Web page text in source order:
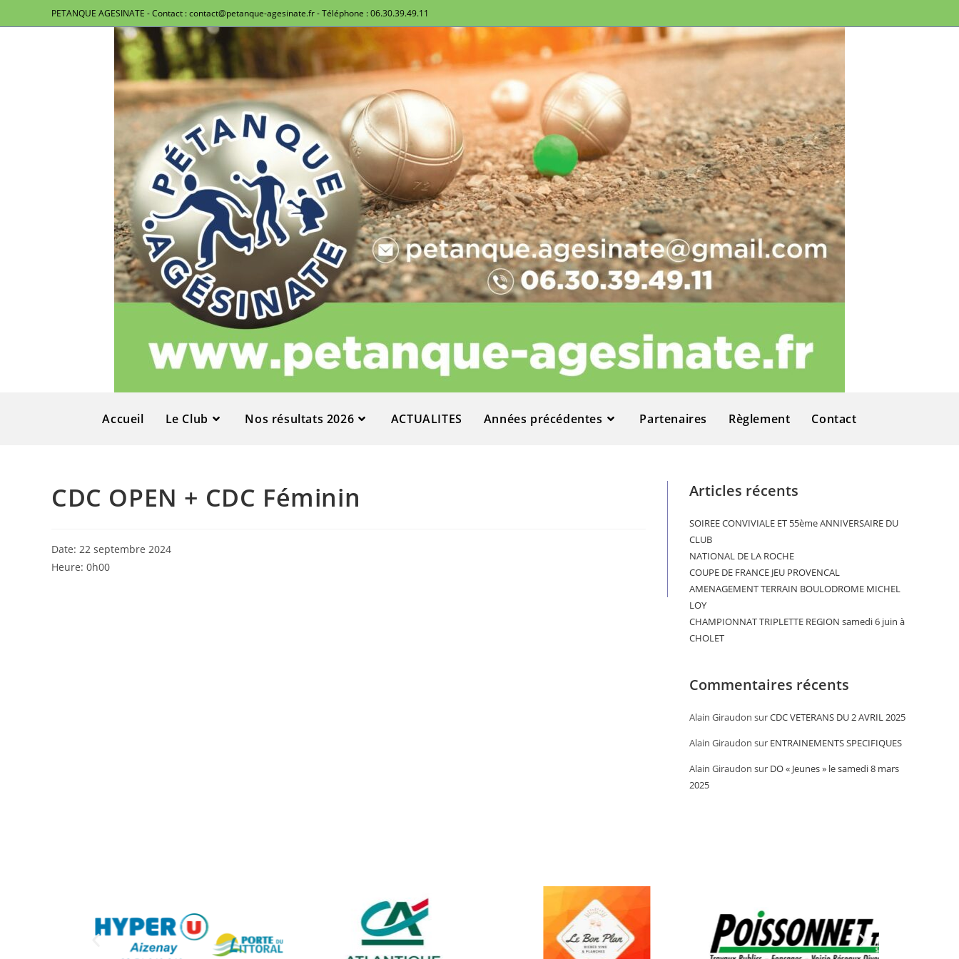
PETANQUE AGESINATE - Contact : contact@petanque-agesinate.fr - Téléphone : 06.30.39.49.11
Accueil Le Club Nos résultats 2026 ACTUALITES Années précédentes Partenaires Règlement Contact
CDC OPEN + CDC Féminin
Date: 22 septembre 2024
Heure: 0h00
Articles récents
SOIREE CONVIVIALE ET 55ème ANNIVERSAIRE DU
CLUB
NATIONAL DE LA ROCHE
COUPE DE FRANCE JEU PROVENCAL
AMENAGEMENT TERRAIN BOULODROME MICHEL
LOY
CHAMPIONNAT TRIPLETTE REGION samedi 6 juin à
CHOLET
Commentaires récents
Alain Giraudon surCDC VETERANS DU 2 AVRIL 2025
Alain Giraudon sur ENTRAINEMENTS SPECIFIQUES
Alain Giraudon sur DO « Jeunes » le samedi 8 mars
2025